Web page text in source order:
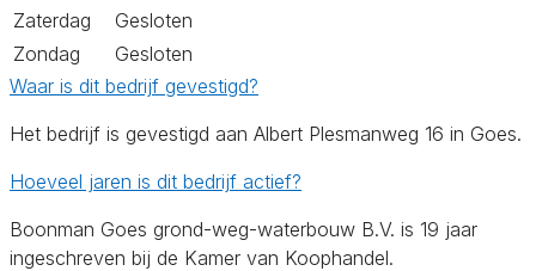
Zaterdag
Gesloten
Zondag
Gesloten
Waar is dit bedrijf gevestigd?
Het bedrijf is gevestigd aan Albert Plesmanweg 16 in Goes.
Hoeveel jaren is dit bedrijf actief?
Boonman Goes grond-weg-waterbouw B.V. is 19 jaar
ingeschreven bij de Kamer van Koophandel.